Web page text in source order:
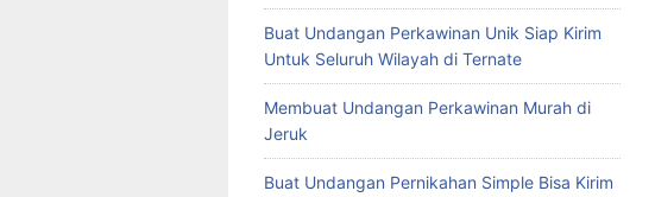
Buat Undangan Perkawinan Unik Siap Kirim
Untuk Seluruh Wilayah di Ternate
Membuat Undangan Perkawinan Murah di
Jeruk
Buat Undangan Pernikahan Simple Bisa Kirim